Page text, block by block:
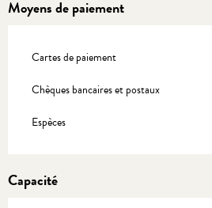
Moyens de paiement
Cartes de paiement
Chèques bancaires et postaux
Espèces
Capacité